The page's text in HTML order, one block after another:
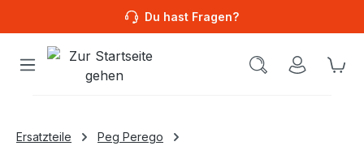
Du hast Fragen?
Ersatzteile
Peg Perego